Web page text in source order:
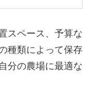
スペース、予算な
種類によって保存
分の農場に最適な